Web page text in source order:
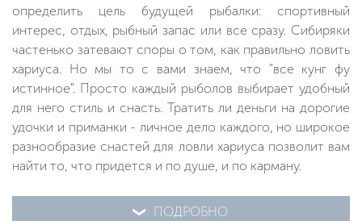
определить цель будущей рыбалки: спортивный
интерес, отдых, рыбный запас или все сразу. Сибиряки
частенько затевают споры о том, как правильно ловить
хариуса. Но мы то с вами знаем, что "все кунг фу
истинное". Просто каждый рыболов выбирает удобный
для него стиль и снасть. Тратить ли деньги на дорогие
удочки и приманки - личное дело каждого, но широкое
разнообразие снастей для ловли хариуса позволит вам
найти то, что придется и по душе, и по карману.
ПОДРОБНО